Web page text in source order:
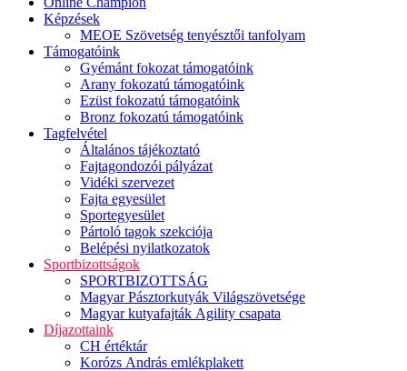
Képzések
MEOE Szövetség tenyésztői tanfolyam
Támogatóink
Gyémánt fokozat támogatóink
Arany fokozatú támogatóink
Ezüst fokozatú támogatóink
Bronz fokozatú támogatóink
Tagfelvétel
Általános tájékoztató
Fajtagondozói pályázat
Vidéki szervezet
Fajta egyesület
Sportegyesület
Pártoló tagok szekciója
Belépési nyilatkozatok
Sportbizottságok
SPORTBIZOTTSÁG
Magyar Pásztorkutyák Világszövetsége
Magyar kutyafajták Agility csapata
Díjazottaink
CH értéktár
Korózs András emlékplakett